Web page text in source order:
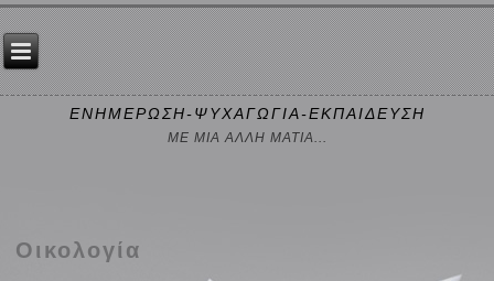
ΕΝΗΜΕΡΩΣΗ-ΨΥΧΑΓΩΓΙΑ-ΕΚΠΑΙΔΕΥΣΗ
ΜΕ ΜΙΑ ΑΛΛΗ ΜΑΤΙΑ...
Οικολογία